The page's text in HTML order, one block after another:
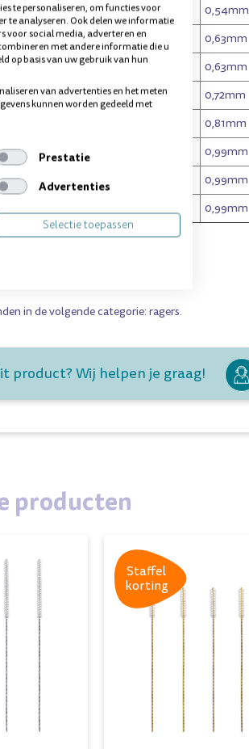
- Geel 2,5mm
0,54mm
3,1mm
0,63mm
4mm
0,63mm
5mm
0,72mm
0,81mm
0,99mm
0,99mm
0,99mm
in de volgende categorie: ragers.
product? Wij helpen je graag!
producten
Staffel
korting
te personaliseren, om functies voor
te analyseren. Ook delen we informatie
voor social media, adverteren en
met andere informatie die u
op basis van uw gebruik van hun
van advertenties en het meten
kunnen worden gedeeld met
Prestatie
Advertenties
Selectie toepassen